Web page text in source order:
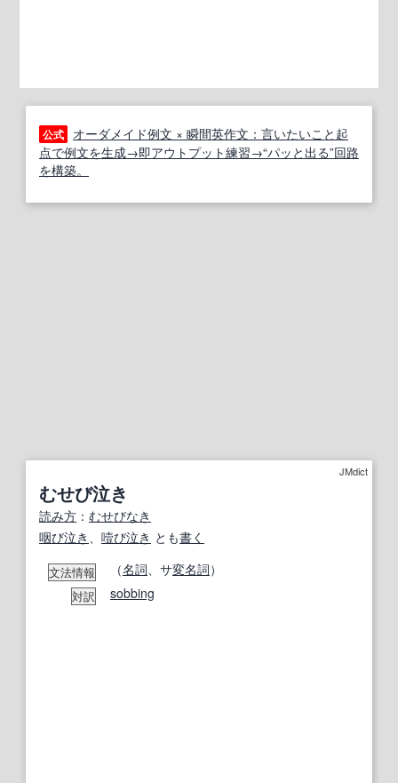
公式
オーダメイド例文 × 瞬間英作文：言いたいこと起
点で例文を生成→即アウトプット練習→“パッと出る”回路
を構築。
JMdict
むせび泣き
読み方 ： むせびなき
咽び泣き
噎び泣き とも書く
文法情報 （名詞 、サ変名詞）
対訳 sobbing